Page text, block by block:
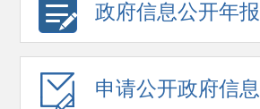
政府信息公开年报
申请公开政府信息